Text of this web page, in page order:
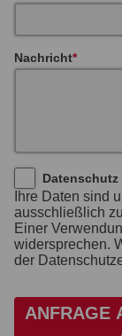
Nachricht
Datenschutz
Ihre Daten sind
ausschließlich
Einer
widersprechen.
der
ANFRAGE